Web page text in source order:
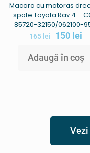
Macara cu motoras
spate Toyota Rav 4 –
85720-32150/062100-
165lei 150 lei
Adaugă în coș
Vezi